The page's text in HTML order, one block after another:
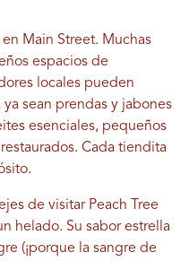
Main Street. Muchas
espacios de
locales pueden
sean prendas y jabones
esenciales, pequeños
Cada tiendita
de visitar Peach Tree
helado. Su sabor estrella
(¡porque la sangre de